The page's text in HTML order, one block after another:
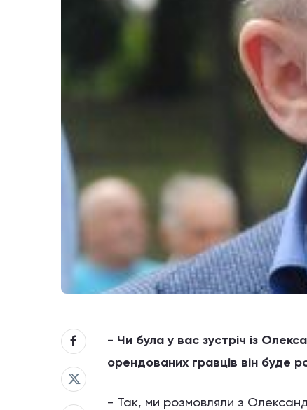
- Чи була у вас зустріч із
орендованих гравців він буде
- Так, ми розмовляли з